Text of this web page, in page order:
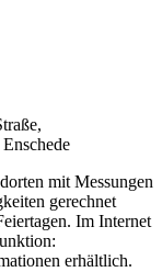
mit Messungen
gerechnet
Im Internet
erhältlich.